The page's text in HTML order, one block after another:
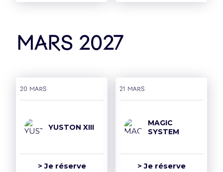
mars 2027
20 mars
YUSTON XIII
> Je réserve
21 mars
MAGIC
SYSTEM
> Je réserve